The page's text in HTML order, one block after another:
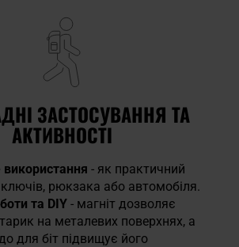
ЗАСТОСУВАННЯ ТА
АКТИВНОСТІ
- як практичний
рюкзака або автомобіля.
та DIY - магніт дозволяє
на металевих поверхнях, а
для біт підвищує його